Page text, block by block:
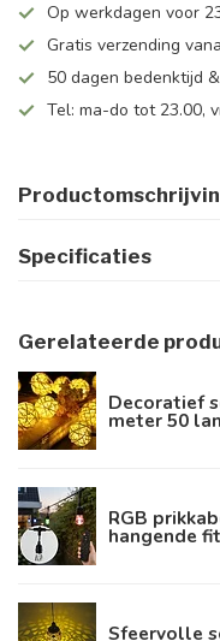
Op werkdagen voor
Gratis verzending
50 dagen bedenktijd
Tel: ma-do tot 23.00,
Specificaties
Gerelateerde
Decoratief
meter 50
RGB
hangende
Sfeervolle